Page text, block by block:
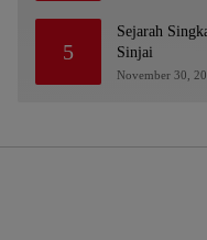
OJK Kalsel :
5
Sejarah
Sinjai
November 30,